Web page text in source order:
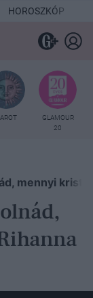
HOROSZKÓP
GLAMOUR
20
mennyi